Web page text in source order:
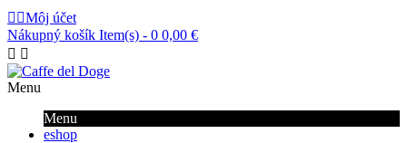
 Môj účet
Nákupný košík Item(s) - 0 0,00 €
 
Menu
Menu
eshop